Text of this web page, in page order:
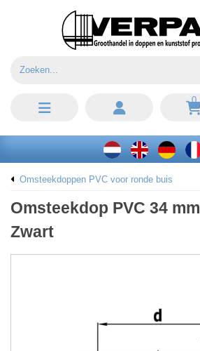
0
Omsteekdoppen PVC voor ronde buis
Omsteekdop PVC 34 mm
Zwart